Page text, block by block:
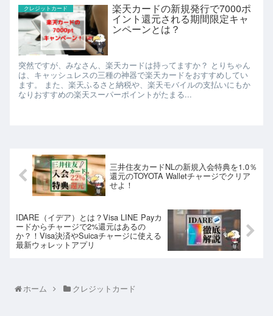
クレジットカード 楽天カードの新規発行で7000ポ
イント還元される期間限定キャ
ンペーンとは？
突然ですが、みなさん、楽天カードは持ってますか？ とりちゃん
は、キャッシュレスの三種の神器で楽天カードをおすすめしてい
ます。 また、楽天ふるさと納税や、楽天モバイルの支払いにもか
なりおすすめの楽天スーパーポイントがたまる...
三井住友カードNLの新規入会特典を1.0％
還元のTOYOTA Walletチャージでクリア
せよ！
IDARE（イデア）とは？Visa LINE Payカ
ードからチャージで2%還元はあるの
か？！Visa決済やSuicaチャージに使える
最新ウォレットアプリ
ホーム クレジットカード